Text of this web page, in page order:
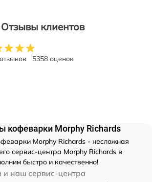
Отзывы клиентов
5358 оценок
кофеварки Morphy Richards
Morphy Richards - несложная
сервис-центра Morphy Richards в
быстро и качественно!
и наш сервис-центра